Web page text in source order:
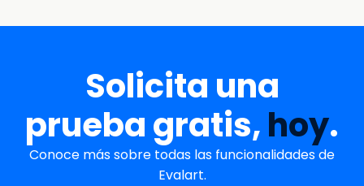
Solicita una
prueba gratis,hoy.
Conoce más sobre todas las funcionalidades de
Evalart.